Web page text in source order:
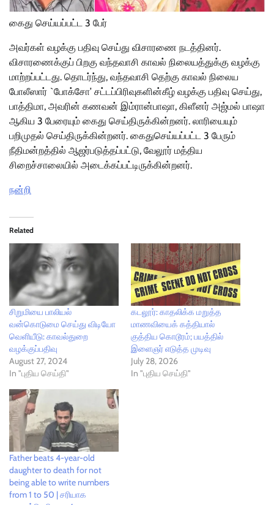
கைது செய்யப்பட்ட 3 பேர்
அவர்கள் வழக்கு பதிவு செய்து விசாரணை நடத்தினர்.
விசாரணைக்குப் பிறகு வந்தவாசி காவல் நிலையத்துக்கு வழக்கு
மாற்றப்பட்டது. தொடர்ந்து, வந்தவாசி தெற்கு காவல் நிலைய
போலீஸார் `போக்சோ’ சட்டப்பிரிவுகளின்கீழ் வழக்கு பதிவு செய்து,
பாத்திமா, அவரின் கணவன் இம்ரான்பாஷா, கிளீனர் அஜ்மல் பாஷா
ஆகிய 3 பேரையும் கைது செய்திருக்கின்றனர். லாரியையும்
பறிமுதல் செய்திருக்கின்றனர். கைதுசெய்யப்பட்ட 3 பேரும்
நீதிமன்றத்தில் ஆஜர்படுத்தப்பட்டு, வேலூர் மத்திய
சிறைச்சாலையில் அடைக்கப்பட்டிருக்கின்றனர்.
நன்றி
Related
சிறுமியை பாலியல்
வன்கொடுமை செய்து விடியோ
வெளியீடு: காவல்துறை
வழக்குப்பதிவு
August 27, 2024
In "புதிய செய்தி"
கடலூர்: காதலிக்க மறுத்த
மாணவியைக் கத்தியால்
குத்திய கொடூரம்; பயத்தில்
இளைஞர் எடுத்த முடிவு
July 28, 2026
In "புதிய செய்தி"
Father beats 4-year-old
daughter to death for not
being able to write numbers
from 1 to 50 | சரியாக